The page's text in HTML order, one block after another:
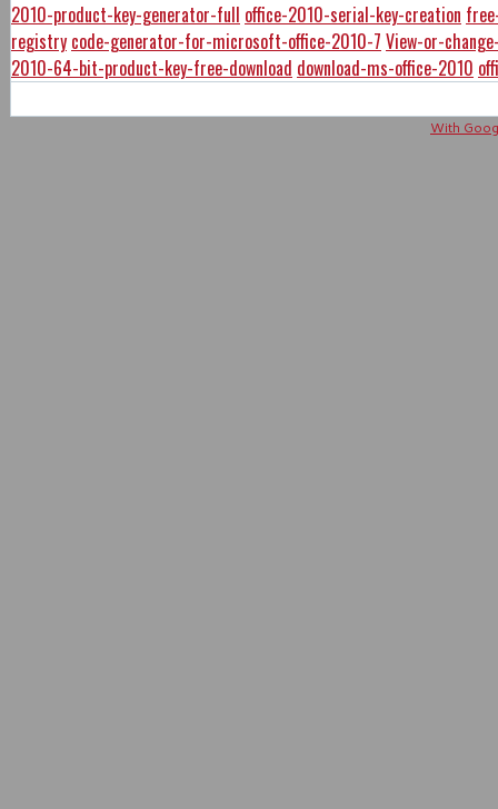
2010-product-key-generator-full office-2010-serial-key-creation
registry code-generator-for-microsoft-office-2010-7 View-or-
2010-64-bit-product-key-free-download download-ms-office-2010
With